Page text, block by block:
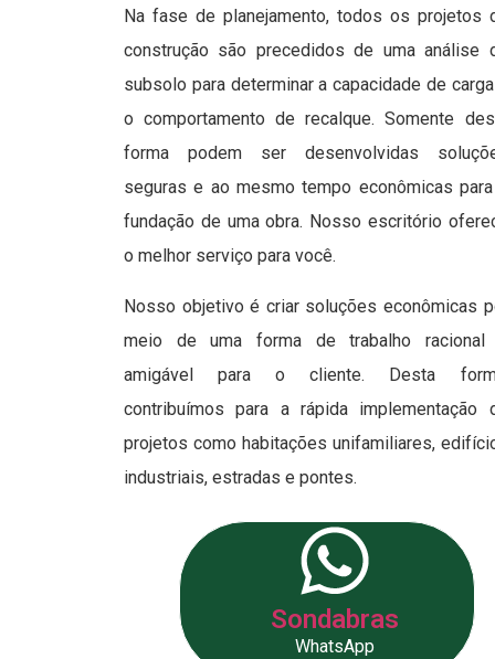
Na fase de planejamento, todos os projetos
construção são precedidos de uma análise
subsolo para determinar a capacidade de
o comportamento de recalque. Somente
forma podem ser desenvolvidas
seguras e ao mesmo tempo econômicas
fundação de uma obra. Nosso escritório
o melhor serviço para você.
Nosso objetivo é criar soluções econômicas
meio de uma forma de trabalho racional
amigável para o cliente. Desta
contribuímos para a rápida implementação
projetos como habitações unifamiliares,
industriais, estradas e pontes.
Sondabras
WhatsApp